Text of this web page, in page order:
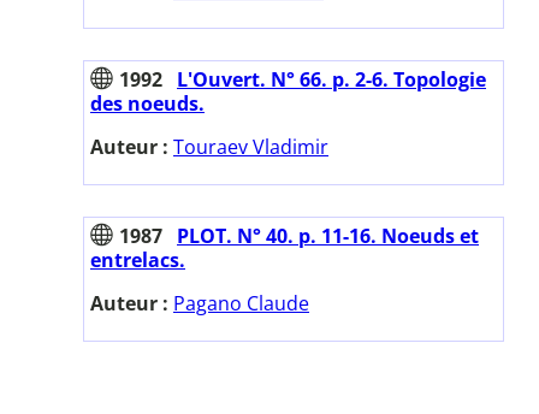
1992 L'Ouvert. N° 66. p. 2-6. Topologie
des noeuds.
Auteur : Touraev Vladimir
1987 PLOT. N° 40. p. 11-16. Noeuds et
entrelacs.
Auteur : Pagano Claude